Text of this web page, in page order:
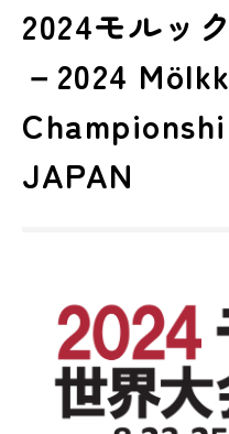
2024モルッ
－2024
JAPAN